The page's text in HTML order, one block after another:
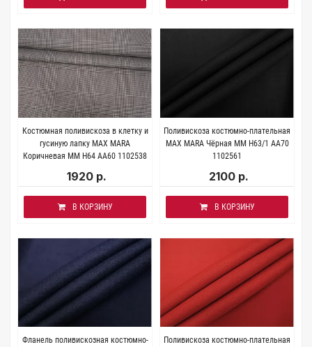
Костюмная поливискоза в клетку и
гусиную лапку MAX MARA
Коричневая MM H64 AA60 1102538
1920 р.
В КОРЗИНУ
Поливискоза костюмно-плательная
MAX MARA Чёрная MM H63/1 AA70
1102561
2100 р.
В КОРЗИНУ
Фланель поливискозная костюмно-
Поливискоза костюмно-плательная